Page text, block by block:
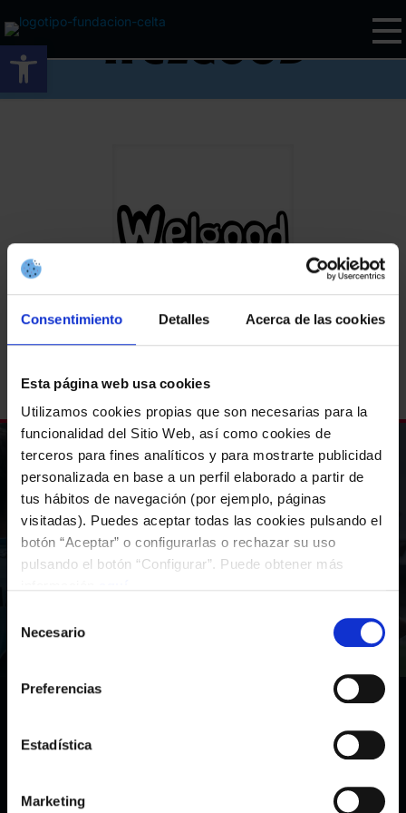
Abrir barra de herramientas
Consentimiento Detalles Acerca de las cookies
Esta página web usa cookies
Utilizamos cookies propias que son necesarias para la
funcionalidad del Sitio Web, así como cookies de
terceros para fines analíticos y para mostrarte publicidad
personalizada en base a un perfil elaborado a partir de
tus hábitos de navegación (por ejemplo, páginas
visitadas). Puedes aceptar todas las cookies pulsando el
botón “Aceptar” o configurarlas o rechazar su uso
pulsando el botón “Configurar”. Puede obtener más
Necesario
Preferencias
Estadística
Marketing
Welgood
Compartir
Colabora con la
Fundación Celta